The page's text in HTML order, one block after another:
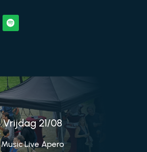
Vrijdag 21/08
Music Live Apero